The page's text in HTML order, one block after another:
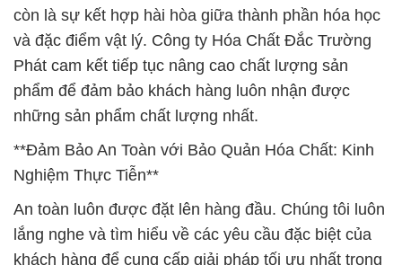
còn là sự kết hợp hài hòa giữa thành phần hóa học
và đặc điểm vật lý. Công ty Hóa Chất Đắc Trường
Phát cam kết tiếp tục nâng cao chất lượng sản
phẩm để đảm bảo khách hàng luôn nhận được
những sản phẩm chất lượng nhất.
**Đảm Bảo An Toàn với Bảo Quản Hóa Chất: Kinh
Nghiệm Thực Tiễn**
An toàn luôn được đặt lên hàng đầu. Chúng tôi luôn
lắng nghe và tìm hiểu về các yêu cầu đặc biệt của
khách hàng để cung cấp giải pháp tối ưu nhất trong